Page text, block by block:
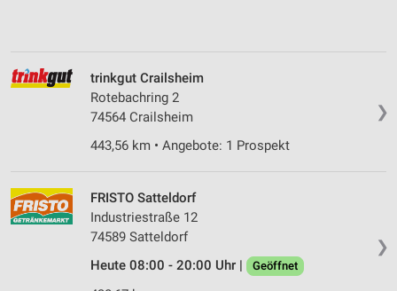
❯
trinkgut Crailsheim
Rotebachring 2
74564 Crailsheim
443,56 km • Angebote: 1 Prospekt
❯
FRISTO Satteldorf
Industriestraße 12
74589 Satteldorf
Heute 08:00 - 20:00 Uhr |
Geöffnet